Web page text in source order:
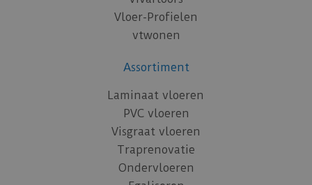
Vloer-Profielen
vtwonen
Assortiment
Laminaat vloeren
PVC vloeren
Visgraat vloeren
Traprenovatie
Ondervloeren